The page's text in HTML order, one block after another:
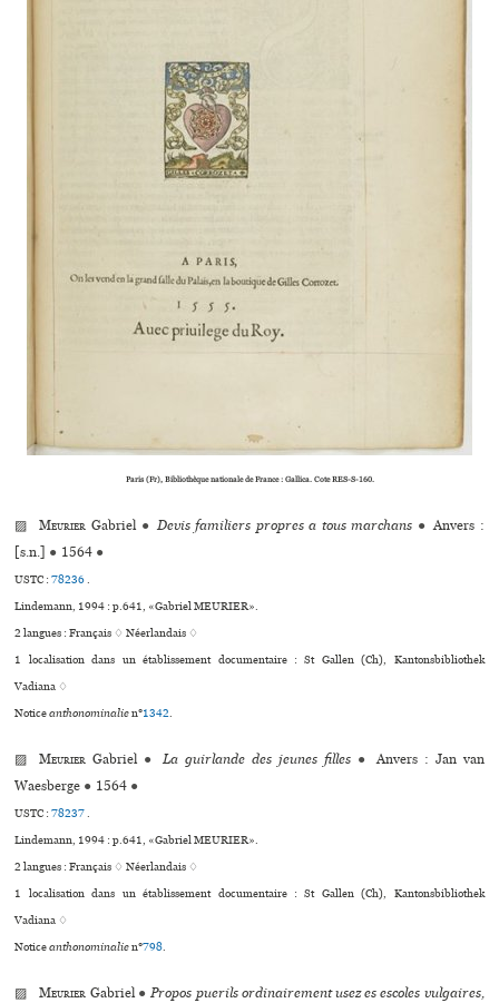
Paris (Fr), Bibliothèque natio­­­­nale de France : Gallica. Cote RES-S-160.
▨Meurier Gabriel ● Devis familiers propres a tous marchans ● Anvers :
[s.n.] ● 1564 ●
USTC :78236.
Lindemann, 1994 : p.641, «Gabriel MEURIER».
2 langues :Français ♢Néerlandais ♢
1 localisation dans un établissement documentaire : St Gallen (Ch), Kantonsbibliothek
Vadiana ♢
Noticeanthonominalien°1342.
▨Meurier Gabriel ● La guirlande des jeunes filles ● Anvers : Jan van
Waesberge ● 1564 ●
USTC :78237.
Lindemann, 1994 : p.641, «Gabriel MEURIER».
2 langues :Français ♢Néerlandais ♢
1 localisation dans un établissement documentaire : St Gallen (Ch), Kantonsbibliothek
Vadiana ♢
Noticeanthonominalien°798.
▨Meurier Gabriel ● Propos puerils ordinairement usez es escoles vul­gai­res,